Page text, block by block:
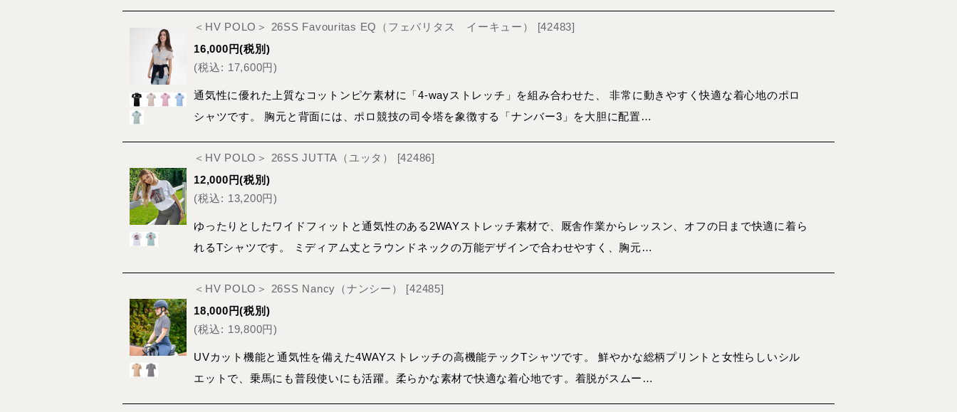
＜HV POLO＞ 26SS Favouritas EQ（フェバリタス イーキュー） [42483]
16,000 円(税別)
(税込: 17,600円)
通気性に優れた上質なコットンピケ素材に「4-wayストレッチ」を組み合わせた、 非常に動きやすく快適な着心地のポロ
シャツです。 胸元と背面には、ポロ競技の司令塔を象徴する「ナンバー3」を大胆に配置…
＜HV POLO＞ 26SS JUTTA（ユッタ） [42486]
12,000 円(税別)
(税込: 13,200円)
ゆったりとしたワイドフィットと通気性のある2WAYストレッチ素材で、厩舎作業からレッスン、オフの日まで快適に着ら
れるTシャツです。 ミディアム丈とラウンドネックの万能デザインで合わせやすく、胸元…
＜HV POLO＞ 26SS Nancy（ナンシー） [42485]
18,000 円(税別)
(税込: 19,800円)
UVカット機能と通気性を備えた4WAYストレッチの高機能テックTシャツです。 鮮やかな総柄プリントと女性らしいシル
エットで、乗馬にも普段使いにも活躍。柔らかな素材で快適な着心地です。着脱がスムー…